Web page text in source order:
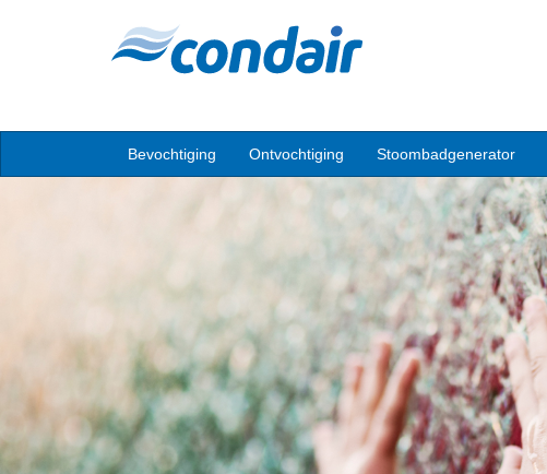
Bevochtiging Ontvochtiging Stoombadgenerator